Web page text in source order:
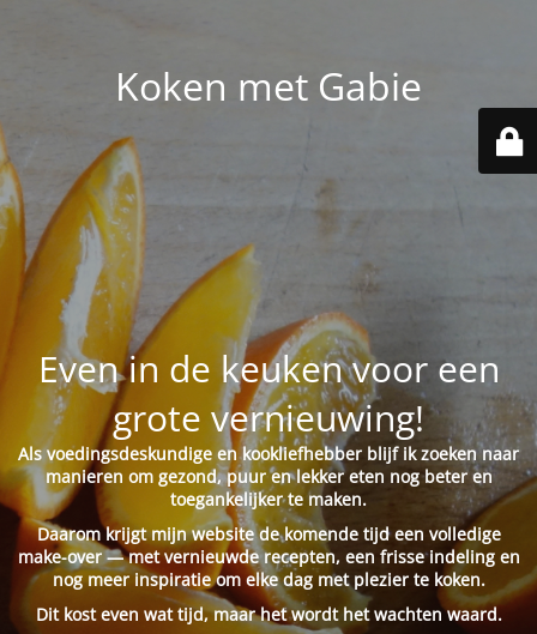
Koken met Gabie
Even in de keuken voor een
grote vernieuwing!
Als voedingsdeskundige en kookliefhebber blijf ik zoeken naar
manieren om gezond, puur en lekker eten nog beter en
toegankelijker te maken.
Daarom krijgt mijn website de komende tijd een volledige
make-over — met vernieuwde recepten, een frisse indeling en
nog meer inspiratie om elke dag met plezier te koken.
Dit kost even wat tijd, maar het wordt het wachten waard.